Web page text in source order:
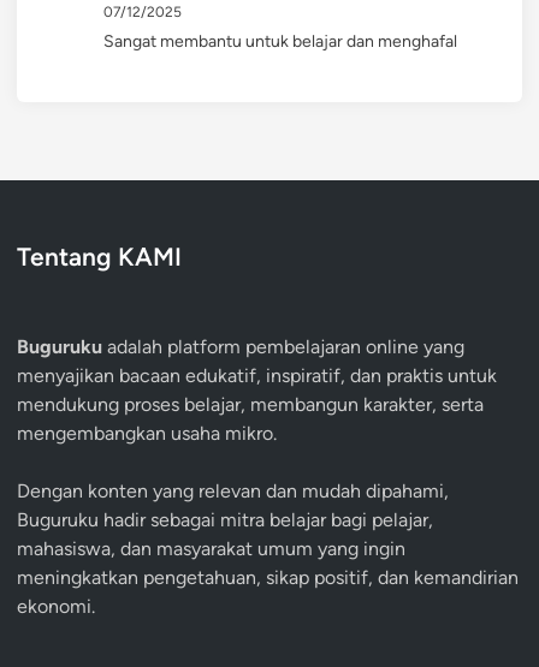
07/12/2025
Sangat membantu untuk belajar dan menghafal
Tentang KAMI
Buguruku adalah platform pembelajaran online yang
menyajikan bacaan edukatif, inspiratif, dan praktis untuk
mendukung proses belajar, membangun karakter, serta
mengembangkan usaha mikro.
Dengan konten yang relevan dan mudah dipahami,
Buguruku hadir sebagai mitra belajar bagi pelajar,
mahasiswa, dan masyarakat umum yang ingin
meningkatkan pengetahuan, sikap positif, dan kemandirian
ekonomi.